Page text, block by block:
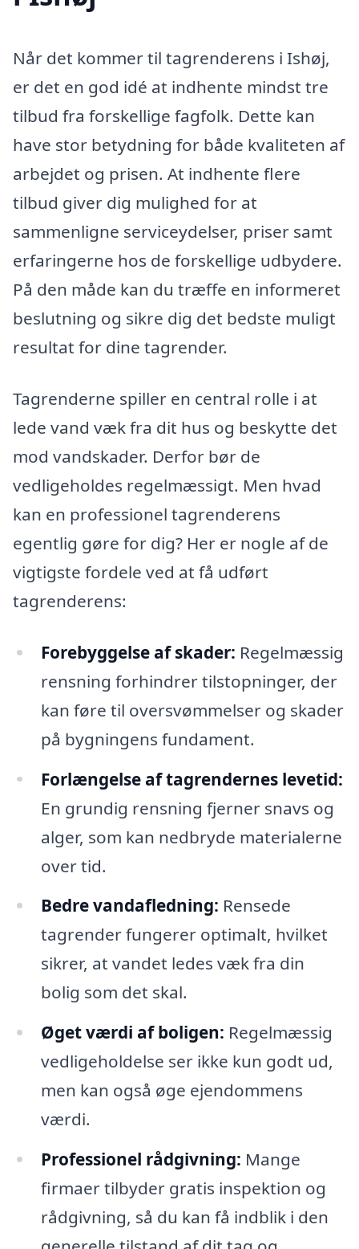
Når det kommer til tagrenderens i Ishøj,
er det en god idé at indhente mindst tre
tilbud fra forskellige fagfolk. Dette kan
have stor betydning for både kvaliteten af
arbejdet og prisen. At indhente flere
tilbud giver dig mulighed for at
sammenligne serviceydelser, priser samt
erfaringerne hos de forskellige udbydere.
På den måde kan du træffe en informeret
beslutning og sikre dig det bedste muligt
resultat for dine tagrender.
Tagrenderne spiller en central rolle i at
lede vand væk fra dit hus og beskytte det
mod vandskader. Derfor bør de
vedligeholdes regelmæssigt. Men hvad
kan en professionel tagrenderens
egentlig gøre for dig? Her er nogle af de
vigtigste fordele ved at få udført
tagrenderens:
Forebyggelse af skader: Regelmæssig
rensning forhindrer tilstopninger, der
kan føre til oversvømmelser og skader
på bygningens fundament.
Forlængelse af tagrendernes levetid:
En grundig rensning fjerner snavs og
alger, som kan nedbryde materialerne
over tid.
Bedre vandafledning: Rensede
tagrender fungerer optimalt, hvilket
sikrer, at vandet ledes væk fra din
bolig som det skal.
Øget værdi af boligen: Regelmæssig
vedligeholdelse ser ikke kun godt ud,
men kan også øge ejendommens
værdi.
Professionel rådgivning: Mange
firmaer tilbyder gratis inspektion og
rådgivning, så du kan få indblik i den